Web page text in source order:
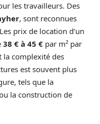
les travailleurs. Des
, sont reconnues
prix de location d’un
38 € à 45 € par m² par
la complexité des
est souvent plus
tels que la
la construction de